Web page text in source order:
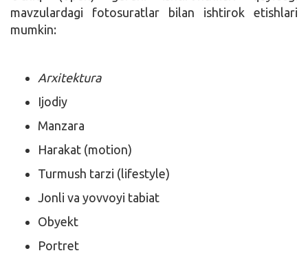
mavzulardagi fotosuratlar bilan ishtirok etishlari
mumkin:
Arxitektura
Ijodiy
Manzara
Harakat (motion)
Turmush tarzi (lifestyle)
Jonli va yovvoyi tabiat
Obyekt
Portret